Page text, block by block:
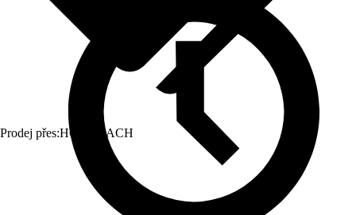
Prodej přes:HORNBACH